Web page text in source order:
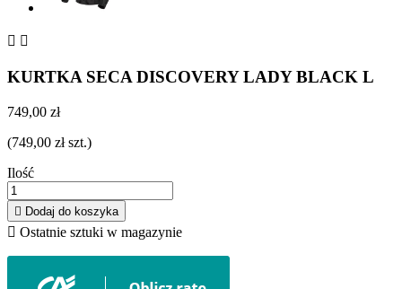
 
KURTKA SECA DISCOVERY LADY BLACK L
749,00 zł
(749,00 zł szt.)
Ilość
 Dodaj do koszyka
 Ostatnie sztuki w magazynie